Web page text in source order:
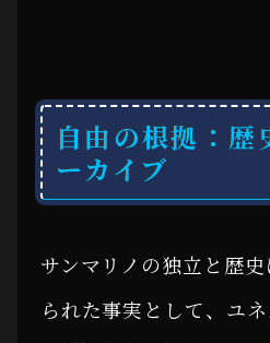
自由の根拠：歴
ーカイブ
サンマリノの独立と歴
られた事実として、ユ